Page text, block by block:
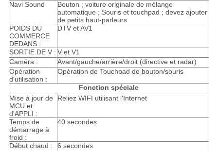
Navi Sound
Bouton ; voiture originale de mélange
automatique ; Souris et touchpad ; devez ajouter
de petits haut-parleurs
POIDS DU
COMMERCE
DEDANS :
DTV et AV1
SORTIE DE V : V et V1
Caméra :
Avant/gauche/arrière/droit (directive et radar)
Opération
d'utilisation :
Opération de Touchpad de bouton/souris
Fonction spéciale
Mise à jour de
MCU et
d'APPLI :
Reliez WIFI utilisant l'Internet
Temps de
démarrage à
froid :
40 secondes
Début chaud :
6 secondes